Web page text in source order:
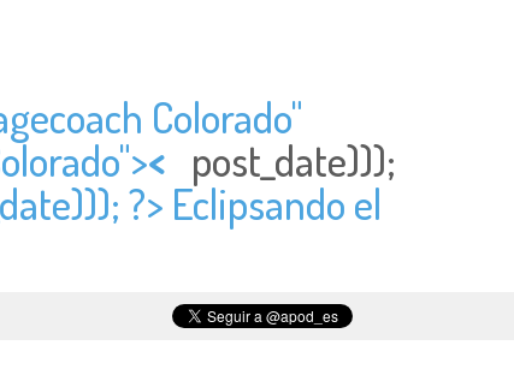
Colorado"
< post_date)));
?> Eclipsando el